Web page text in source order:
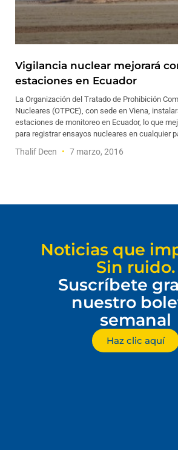
Vigilancia nuclear mejorará
estaciones en Ecuador
La Organización del Tratado de Prohibición
Nucleares (OTPCE), con sede en Viena,
estaciones de monitoreo en Ecuador, lo que
para registrar ensayos nucleares en cualquier
Thalif Deen 7 marzo, 2016
Noticias que
Sin ruido.
Suscríbete
nuestro
semanal
Haz clic aquí